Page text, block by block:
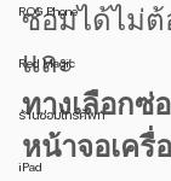
ROG Phone
Red Magic
ร้านซ่อมโทรศัพท์
iPad
ซ่อมได้ไม่ต้
และ
ทางเลือกซ่
หน้าจอเครื่